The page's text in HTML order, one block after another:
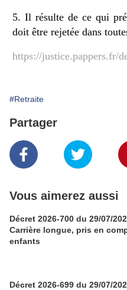
5. Il résulte de ce qui
doit être rejetée dans
#Retraite
Partager
Vous aimerez aussi
Décret 2026-700 du 29/07/
Carrière longue, pris en
enfants
Décret 2026-699 du 29/07/